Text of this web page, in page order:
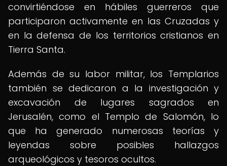
convirtiéndose en hábiles guerreros que
participaron activamente en las Cruzadas y
en la defensa de los territorios cristianos en
Tierra Santa.
Además de su labor militar, los Templarios
también se dedicaron a la investigación y
excavación de lugares sagrados en
Jerusalén, como el Templo de Salomón, lo
que ha generado numerosas teorías y
leyendas sobre posibles hallazgos
arqueológicos y tesoros ocultos.